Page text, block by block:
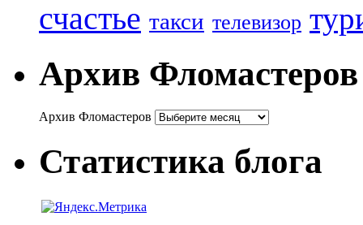
счастье такси телевизор
Архив Фломастеров
Архив Фломастеров
Статистика блога